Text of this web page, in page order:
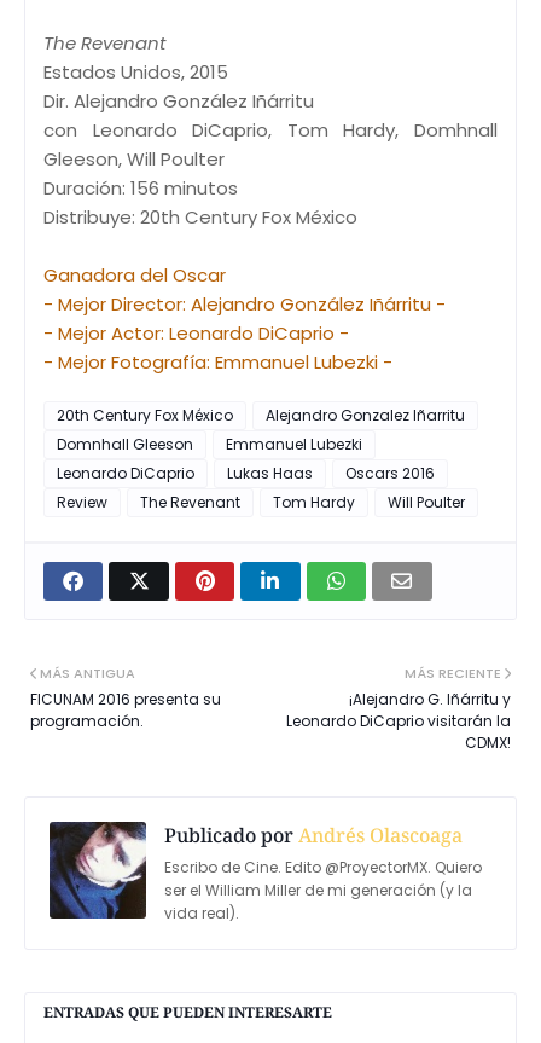
The Revenant
Estados Unidos, 2015
Dir. Alejandro González Iñárritu
con Leonardo DiCaprio, Tom Hardy, Domhnall
Gleeson, Will Poulter
Duración: 156 minutos
Distribuye: 20th Century Fox México
Ganadora del Oscar
- Mejor Director: Alejandro González Iñárritu -
- Mejor Actor: Leonardo DiCaprio -
- Mejor Fotografía: Emmanuel Lubezki -
20th Century Fox México
Alejandro Gonzalez Iñarritu
Domnhall Gleeson
Emmanuel Lubezki
Leonardo DiCaprio
Lukas Haas
Oscars 2016
Review
The Revenant Tom Hardy Will Poulter
MÁS RECIENTE
¡Alejandro G. Iñárritu y
Leonardo DiCaprio visitarán la
CDMX!
MÁS ANTIGUA
FICUNAM 2016 presenta su
programación.
Publicado porAndrés Olascoaga
Escribo de Cine. Edito @ProyectorMX. Quiero
ser el William Miller de mi generación (y la
vida real).
ENTRADAS QUE PUEDEN INTERESARTE